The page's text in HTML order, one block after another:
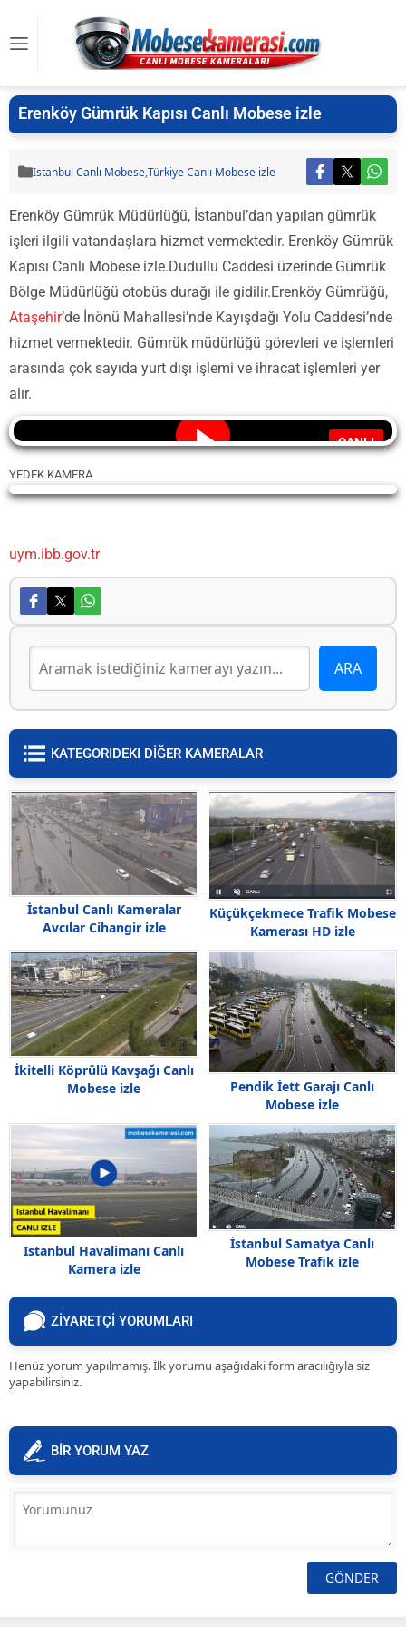
Erenköy Gümrük Kapısı Canlı Mobese izle
Istanbul Canlı Mobese,Türkiye Canlı Mobese izle
Erenköy Gümrük Müdürlüğü, İstanbul’dan yapılan gümrük
işleri ilgili vatandaşlara hizmet vermektedir. Erenköy Gümrük
Kapısı Canlı Mobese izle.Dudullu Caddesi üzerinde Gümrük
Bölge Müdürlüğü otobüs durağı ile gidilir.Erenköy Gümrüğü,
Ataşehir’de İnönü Mahallesi’nde Kayışdağı Yolu Caddesi’nde
hizmet vermektedir. Gümrük müdürlüğü görevleri ve işlemleri
arasında çok sayıda yurt dışı işlemi ve ihracat işlemleri yer
alır.
CANLI
YEDEK KAMERA
Yayın Yükleniyor...
uym.ibb.gov.tr
KATEGORIDEKI DİĞER KAMERALAR
İstanbul Canlı Kameralar
Avcılar Cihangir izle
Küçükçekmece Trafik Mobese
Kamerası HD izle
İkitelli Köprülü Kavşağı Canlı
Mobese izle
Pendik İett Garajı Canlı
Mobese izle
Istanbul Havalimanı Canlı
Kamera izle
İstanbul Samatya Canlı
Mobese Trafik izle
ZİYARETÇİ YORUMLARI
Henüz yorum yapılmamış. İlk yorumu aşağıdaki form aracılığıyla siz
yapabilirsiniz.
BİR YORUM YAZ